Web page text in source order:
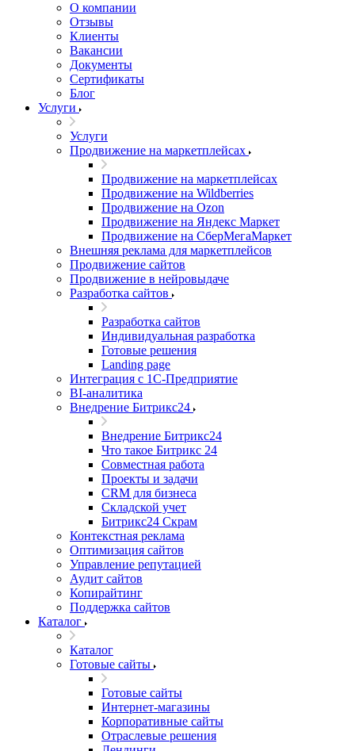
О компании
Отзывы
Клиенты
Вакансии
Документы
Сертификаты
Блог
Услуги
Услуги
Продвижение на маркетплейсах
Продвижение на маркетплейсах
Продвижение на Wildberries
Продвижение на Ozon
Продвижение на Яндекс Маркет
Продвижение на СберМегаМаркет
Внешняя реклама для маркетплейсов
Продвижение сайтов
Продвижение в нейровыдаче
Разработка сайтов
Разработка сайтов
Индивидуальная разработка
Готовые решения
Landing page
Интеграция с 1С-Предприятие
BI-аналитика
Внедрение Битрикс24
Внедрение Битрикс24
Что такое Битрикс 24
Совместная работа
Проекты и задачи
СRМ для бизнеса
Складской учет
Битрикс24 Скрам
Контекстная реклама
Оптимизация сайтов
Управление репутацией
Аудит сайтов
Копирайтинг
Поддержка сайтов
Каталог
Каталог
Готовые сайты
Готовые сайты
Интернет-магазины
Корпоративные сайты
Отраслевые решения